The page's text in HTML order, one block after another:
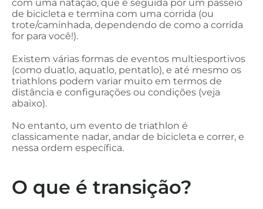
com uma natação, que é seguida por um passeio
de bicicleta e termina com uma corrida (ou
trote/caminhada, dependendo de como a corrida
for para você!).
Existem várias formas de eventos multiesportivos
(como duatlo, aquatlo, pentatlo), e até mesmo os
triathlons podem variar muito em termos de
distância e configurações ou condições (veja
abaixo).
No entanto, um evento de triathlon é
classicamente nadar, andar de bicicleta e correr, e
nessa ordem específica.
O que é transição?